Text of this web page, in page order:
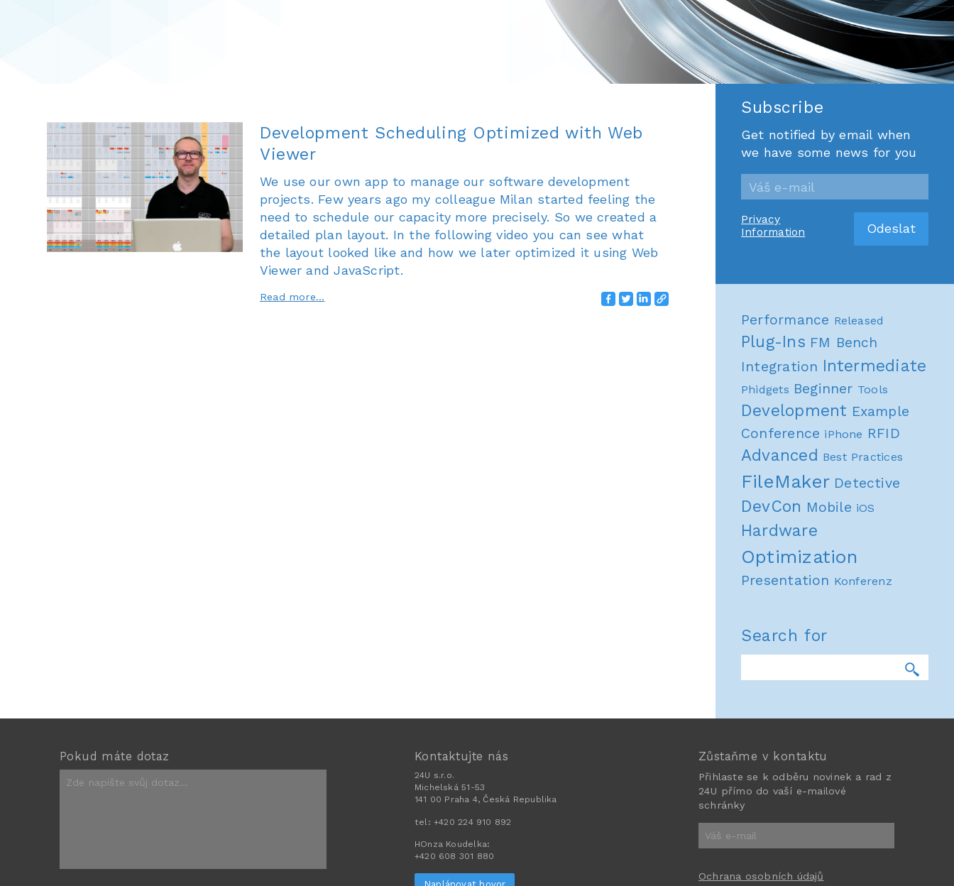
Development Scheduling Optimized with Web
Viewer
We use our own app to manage our software development
projects. Few years ago my colleague Milan started feeling the
need to schedule our capacity more precisely. So we created a
detailed plan layout. In the following video you can see what
the layout looked like and how we later optimized it using Web
Viewer and JavaScript.
Read more...
Subscribe
Get notified by email when
we have some news for you
Privacy
Information
Performance Released
Plug-Ins FM Bench
Integration Intermediate
Phidgets Beginner Tools
Development Example
Conference iPhone RFID
Advanced Best Practices
FileMaker Detective
DevCon Mobile iOS
Hardware
Optimization
Presentation Konferenz
Search for
Pokud máte dotaz Kontaktujte nás
24U s.r.o.
Michelská 51-53
141 00 Praha 4, Česká Republika
tel:+420 224 910 892
HOnza Koudelka:
+420 608 301 880
Zůstaňme v kontaktu
Přihlaste se k odběru novinek a rad z
24U přímo do vaší e-mailové
schránky
Ochrana osobních údajů